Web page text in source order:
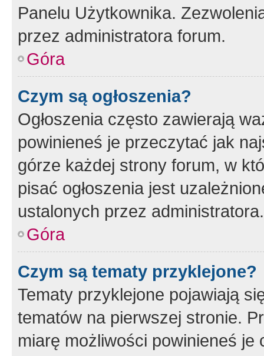
Panelu Użytkownika.
przez administratora forum.
Góra
Czym są ogłoszenia?
Ogłoszenia często zawierają
powinieneś je przeczytać jak
górze każdej strony forum, w
pisać ogłoszenia jest
ustalonych przez administratora.
Góra
Czym są tematy przyklejone?
Tematy przyklejone pojawiają
tematów na pierwszej stronie.
miarę możliwości powinieneś je